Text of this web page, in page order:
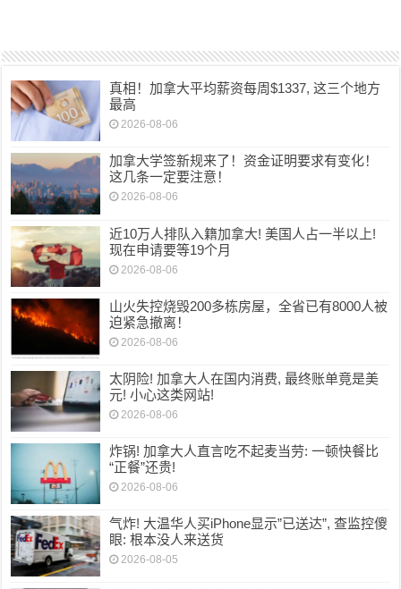
真相！加拿大平均薪资每周$1337, 这三个地方
最高
2026-08-06
加拿大学签新规来了！资金证明要求有变化！
这几条一定要注意！
2026-08-06
近10万人排队入籍加拿大! 美国人占一半以上!
现在申请要等19个月
2026-08-06
山火失控烧毁200多栋房屋，全省已有8000人被
迫紧急撤离！
2026-08-06
太阴险! 加拿大人在国内消费, 最终账单竟是美
元! 小心这类网站!
2026-08-06
炸锅! 加拿大人直言吃不起麦当劳: 一顿快餐比
“正餐”还贵!
2026-08-06
气炸! 大温华人买iPhone显示”已送达”, 查监控傻
眼: 根本没人来送货
2026-08-05